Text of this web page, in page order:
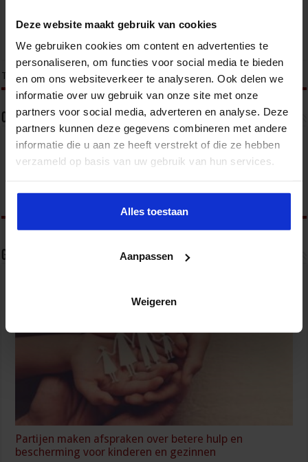
Deze website maakt gebruik van cookies
We gebruiken cookies om content en advertenties te
personaliseren, om functies voor social media te bieden
en om ons websiteverkeer te analyseren. Ook delen we
informatie over uw gebruik van onze site met onze
partners voor social media, adverteren en analyse. Deze
partners kunnen deze gegevens combineren met andere
informatie die u aan ze heeft verstrekt of die ze hebben
verzameld op basis van uw gebruik van hun services.
Alles toestaan
Aanpassen
Weigeren
Tags QHSE VCA VEILIGHEID
Over redactie
Gerelateerde Artikelen
Partijen maken afspraken over betere hulp en
bescherming voor kinderen en gezinnen